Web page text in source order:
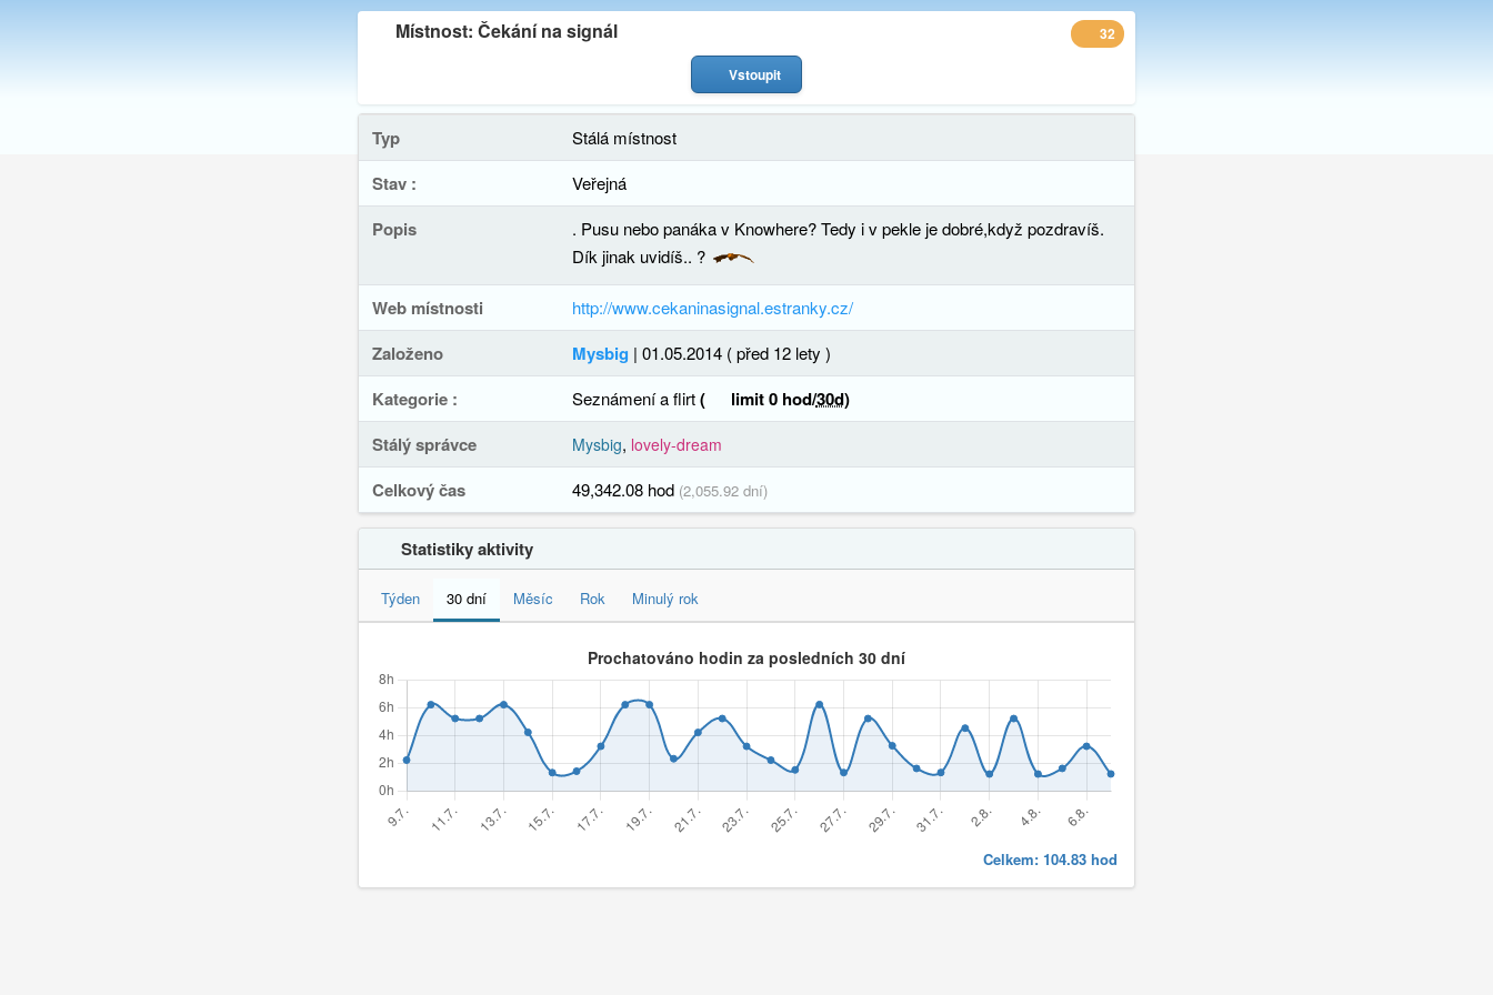
Místnost: Čekání na signál 32
Vstoupit
Typ Stálá místnost
Stav : Veřejná
Popis
. Pusu nebo panáka v Knowhere? Tedy i v pekle je dobré,když pozdravíš.
Dík jinak uvidíš.. ?
Web místnosti http://www.cekaninasignal.estranky.cz/
Založeno Mysbig | 01.05.2014 ( před 12 lety )
Kategorie : Seznámení a flirt( limit 0 hod/30d)
Stálý správce
Mysbig, lovely-dream
Celkový čas 49,342.08 hod (2,055.92 dní)
Statistiky aktivity
Týden 30 dní Měsíc Rok Minulý rok
Celkem: 104.83 hod